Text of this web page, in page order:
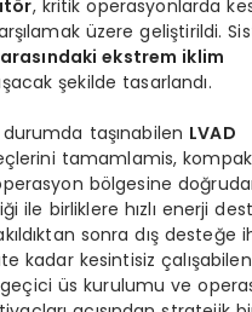
, kritik operasyonlarda
üzere geliştirildi.
ekstrem iklim
şekilde tasarlandı.
taşınabilen LVAD
tamamlamis,
operasyon bölgesine
ile birliklere hızlı enerji
sonra dış desteğe
kadar kesintisiz
üs kurulumu ve